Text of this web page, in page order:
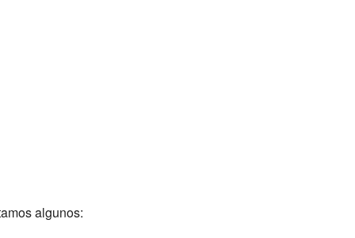
algunos: